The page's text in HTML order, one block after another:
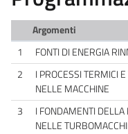
Argomenti
1
FONTI DI ENERGIA
2
I PROCESSI TERMICI
NELLE MACCHINE
3
I FONDAMENTI
NELLE